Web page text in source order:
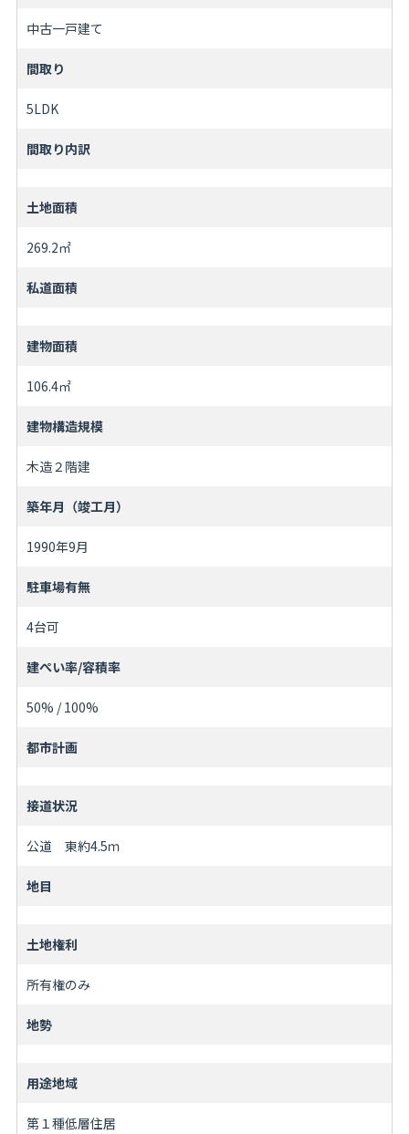
中古一戸建て
間取り
5LDK
間取り内訳
土地面積
269.2㎡
私道面積
建物面積
106.4㎡
建物構造規模
木造２階建
築年月（竣工月）
1990年9月
駐車場有無
4台可
建ぺい率/容積率
50% / 100%
都市計画
接道状況
公道 東約4.5ｍ
地目
土地権利
所有権のみ
地勢
用途地域
第１種低層住居